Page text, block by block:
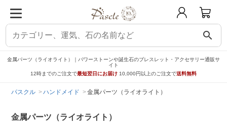
search
金属パーツ（ライオライト）｜パワーストーンや誕生石のブレスレット・アクセサリー通販サ
イト
12時までのご注文で最短翌日にお届け 10,000円以上のご注文で送料無料
パスクル ハンドメイド 金属パーツ（ライオライト）
金属パーツ（ライオライト）